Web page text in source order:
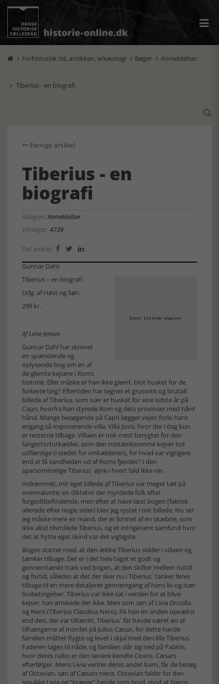
 Forhistorisk tid, antikken, arkæologi  Bøger  Anmeldelser
 Tiberius - en biografi

Forrige artikel
Tiberius - en
biografi
Kategori:Anmeldelser
Visninger:4739
Del artikel:   
Gunnar Dahl:
Tiberius – en biografi.
Udg. af Høst og Søn.
299 kr.
Af Lone Jensen
Gunnar Dahl har skrevet
en spændende og
oplysende bog om en af
de glemte kejsere i Roms
historie. Eller måske er han ikke glemt, blot husket for de
forkerte ting? Eftertiden har tegnet et grusomt og brutalt
billede af Tiberius, som især er husket for sine sidste år på
Capri, hvorfra han styrede Rom og dets provinser med hård
hånd. Mange besøgende på Capri lægger vejen forbi hans
engang så imponerende villa: Villa Jovis, hvor der i dag kun
er resterne tilbage. Villaen er nok mest berygtet for den
fange/torturkælder, som den mistænksomme kejser lod
udfærdige (i stedet for vinkælderen), for hvad var vigtigere
end at få sandheden ud af Roms fjender? I den
sparsommelige Tiberius´ øjne i hvert fald ikke vin.
Indrømmet, mit eget billede af Tiberius var meget tæt på
ovennævnte; en diktator der myrdede folk efter
forgodtbefindende, men efter at have læst bogen (faktisk
allerede efter nogle sider) blev jeg rystet i mit billede. Nu ser
jeg måske mere en mand, der er formet af en skæbne, som
ikke altid tilsmilede Tiberius, og et intrigeramt samfund hvor
det at hytte eget skind var det vigtigste.
Bogen starter med, at den ældre Tiberius sidder i villaen og
tænker tilbage. Det er i det hele taget et godt og
gennemtænkt træk ved bogen, at den skifter mellem nutid
og fortid, således at det der sker nu i Tiberius´ tanker føres
tilbage til en mere detaljeret gennemgang af hans liv og især
livsbetingelser. Tiberius var ikke sat i verden for at blive
kejser, han ønskede det ikke. Men som søn af Livia Drusilla
og Nero (Tiberius Claudius Nero), fik han en anden opvækst
end den, der var tiltænkt. Tiberius´ far havde været en af
tilhængerne af mordet på Julius Cæsar, for dette havde
familien måttet flygte og levet i skjul med den lille Tiberius.
Faderen tages til nåde, og familien slår sig ned på Palatin,
hvor deres nabo er den senere kendte Cicero, Cæsars
efterfølger. Mens Livia venter deres andet barn, får de besøg
af Octavian, søn af Cæsars niece. Octavian falder for den
smukke Livia og ”kræver” hende som brud, mod at Neros